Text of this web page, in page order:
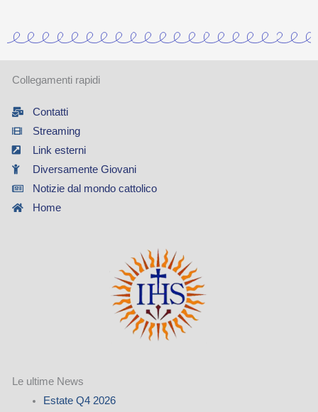
Collegamenti rapidi
Contatti
Streaming
Link esterni
Diversamente Giovani
Notizie dal mondo cattolico
Home
Le ultime News
Estate Q4 2026